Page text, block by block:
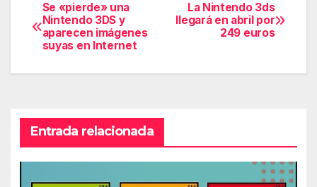
Navegación
de
entradas
La Nintendo 3ds
llegará en abril por
249 euros
Se «pierde» una
Nintendo 3DS y
aparecen imágenes
suyas en Internet
Entrada relacionada